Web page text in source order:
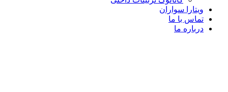
ویتارا سواران
تماس با ما
درباره ما